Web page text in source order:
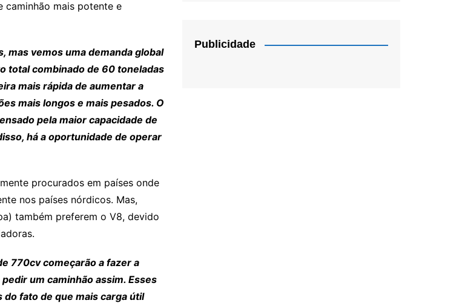
caminhão mais potente e
mas vemos uma demanda global
total combinado de 60 toneladas
mais rápida de aumentar a
mais longos e mais pesados. O
pela maior capacidade de
há a oportunidade de operar
procurados em países onde
nos países nórdicos. Mas,
também preferem o V8, devido
770cv começarão a fazer a
um caminhão assim. Esses
fato de que mais carga útil
Publicidade